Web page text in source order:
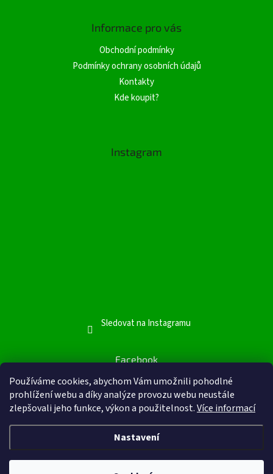
Používáme cookies, abychom Vám umožnili pohodlné
prohlížení webu a díky analýze provozu webu neustále
zlepšovali jeho funkce, výkon a použitelnost.Více informací
Nastavení
Informace pro vás
Obchodní podmínky
Podmínky ochrany osobních údajů
Kontakty
Kde koupit?
Instagram
Sledovat na Instagramu
Facebook
Facebook
Vytvořil Shoptet